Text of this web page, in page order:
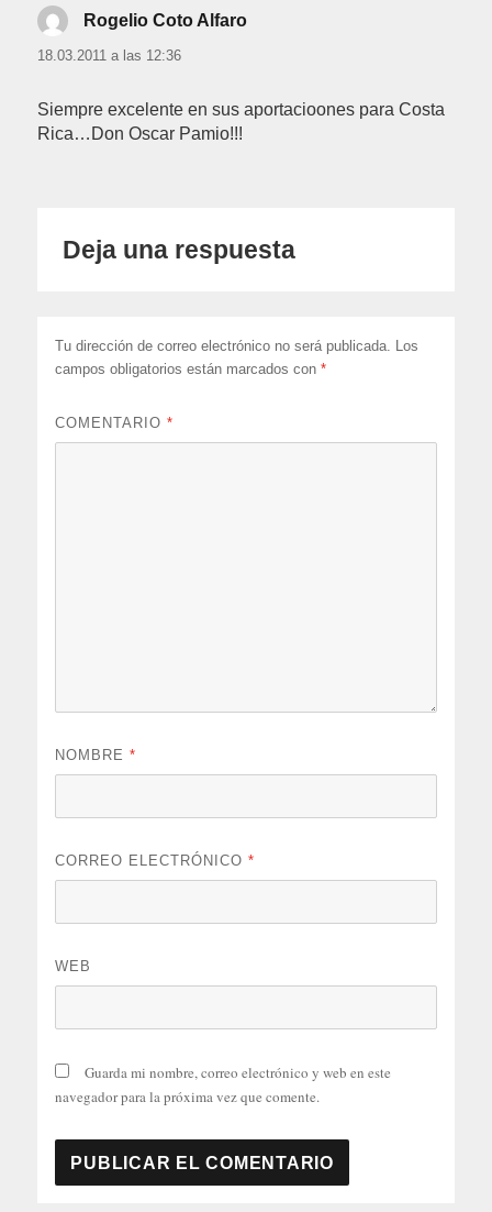
Rogelio Coto Alfaro
18.03.2011 a las 12:36
Siempre excelente en sus aportacioones para Costa
Rica…Don Oscar Pamio!!!
Deja una respuesta
Tu dirección de correo electrónico no será publicada. Los
campos obligatorios están marcados con*
COMENTARIO*
NOMBRE*
CORREO ELECTRÓNICO*
WEB
Guarda mi nombre, correo electrónico y web en este
navegador para la próxima vez que comente.